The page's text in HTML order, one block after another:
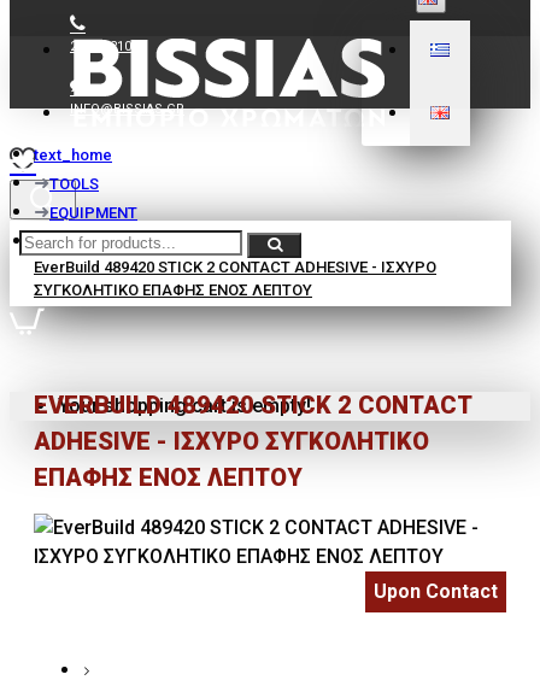
210 9021059
INFO@BISSIAS.GR
Your shopping cart is empty!
text_home
TOOLS
EQUIPMENT
EverBuild 489420 STICK 2 CONTACT ADHESIVE - ΙΣΧΥΡΟ
ΣΥΓΚΟΛΗΤΙΚΟ ΕΠΑΦΗΣ ΕΝΟΣ ΛΕΠΤΟΥ
EVERBUILD 489420 STICK 2 CONTACT
ADHESIVE - ΙΣΧΥΡΟ ΣΥΓΚΟΛΗΤΙΚΟ
ΕΠΑΦΗΣ ΕΝΟΣ ΛΕΠΤΟΥ
Upon Contact